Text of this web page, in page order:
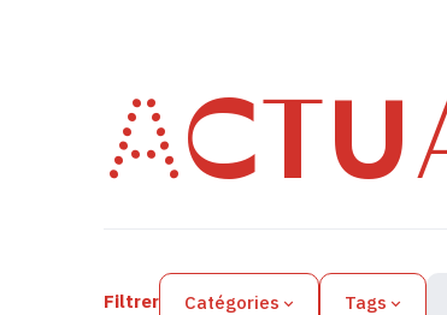
Filtres des actualités
Filtrer Catégories Tags